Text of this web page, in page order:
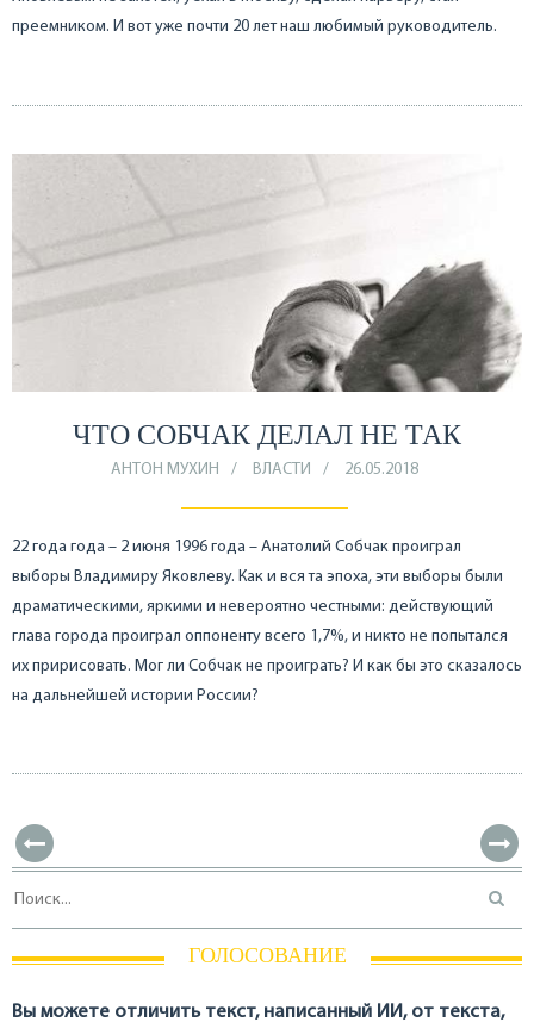
преемником. И вот уже почти 20 лет наш любимый руководитель.
ЧТО СОБЧАК ДЕЛАЛ НЕ ТАК
АНТОН МУХИН ВЛАСТИ 26.05.2018
22 года года – 2 июня 1996 года – Анатолий Собчак проиграл
выборы Владимиру Яковлеву. Как и вся та эпоха, эти выборы были
драматическими, яркими и невероятно честными: действующий
глава города проиграл оппоненту всего 1,7%, и никто не попытался
их пририсовать. Мог ли Собчак не проиграть? И как бы это сказалось
на дальнейшей истории России?
ГОЛОСОВАНИЕ
Вы можете отличить текст, написанный ИИ, от текста,